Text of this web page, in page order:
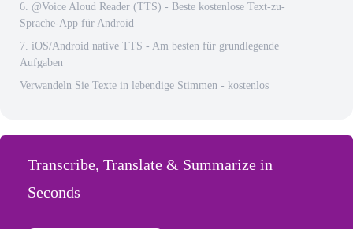
6. @Voice Aloud Reader (TTS) - Beste kostenlose Text-zu-
Sprache-App für Android
7. iOS/Android native TTS - Am besten für grundlegende
Aufgaben
Verwandeln Sie Texte in lebendige Stimmen - kostenlos
Transcribe, Translate & Summarize in
Seconds